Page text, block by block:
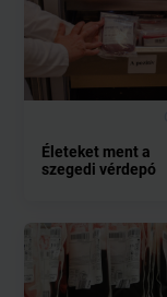
Életeket ment a
szegedi vérdepó